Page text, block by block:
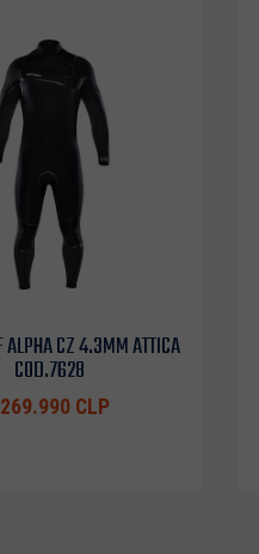
ALPHA CZ 4.3MM ATTICA
COD.7628
CLP